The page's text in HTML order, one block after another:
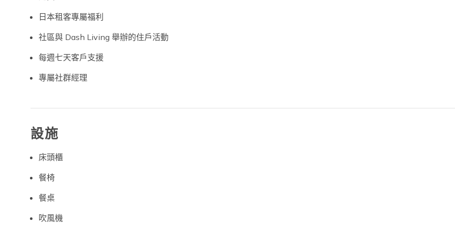
日本租客專屬福利
社區與 Dash Living 舉辦的住戶活動
每週七天客戶支援
專屬社群經理
設施
床頭櫃
餐椅
餐桌
吹風機